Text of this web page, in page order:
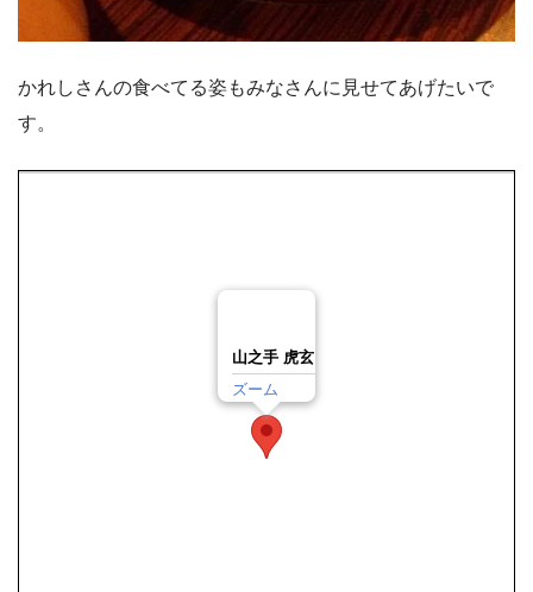
かれしさんの食べてる姿もみなさんに見せてあげたいで
す。
山之手 虎玄
ズーム